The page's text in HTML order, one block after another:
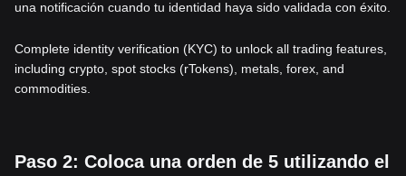
una notificación cuando tu identidad haya sido validada con éxito.
Complete identity verification (KYC) to unlock all trading features,
including crypto, spot stocks (rTokens), metals, forex, and
commodities.
Paso 2: Coloca una orden de 5 utilizando el